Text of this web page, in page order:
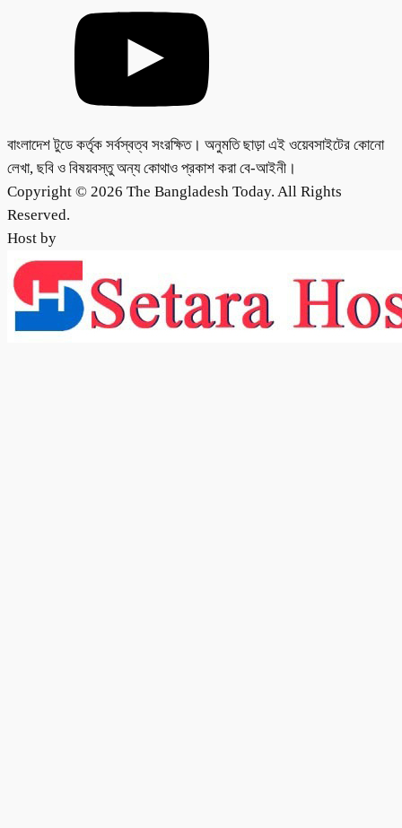
বাংলাদেশ টুডে কর্তৃক সর্বস্বত্ব সংরক্ষিত। অনুমতি ছাড়া এই ওয়েবসাইটের কোনো
লেখা, ছবি ও বিষয়বস্তু অন্য কোথাও প্রকাশ করা বে-আইনী।
Copyright © 2026 The Bangladesh Today. All Rights
Reserved.
Host by